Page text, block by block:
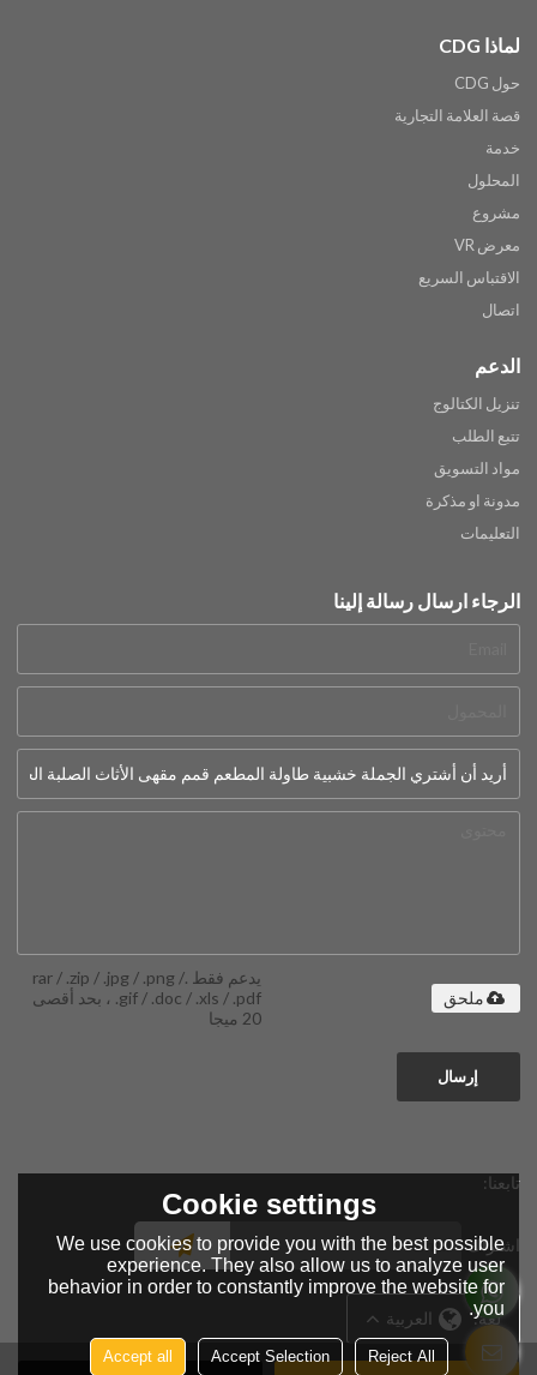
لماذا CDG
حول CDG
قصة العلامة التجارية
خدمة
المحلول
مشروع
معرض VR
الاقتباس السريع
اتصال
الدعم
تنزيل الكتالوج
تتبع الطلب
مواد التسويق
مدونة او مذكرة
التعليمات
الرجاء ارسال رسالة إلينا
يدعم فقط .rar / .zip / .jpg / .png /
.gif / .doc / .xls / .pdf ، بحد أقصى
20 ميجا
ملحق
إرسال
تابعنا:
اشتراك
لغة: العربية
Cookie settings
We use cookies to provide you with the best possible
experience. They also allow us to analyze user
behavior in order to constantly improve the website for
you.
Reject All
Accept Selection
Accept all